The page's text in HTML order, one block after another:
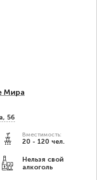
Мира
56
Вместимость:
20 - 120 чел.
Нельзя свой
алкоголь